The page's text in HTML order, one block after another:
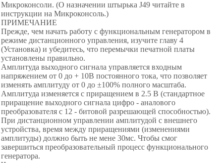
Микроконсоли. (О назначении штырька J49 читайте в
инструкции на Микроконсоль.)
ПРИМЕЧАНИЕ
Прежде, чем начать работу с функциональным генератором в
режиме дистанционного управления, изучите главу 4
(Установка) и убедитесь, что перемычки печатной платы
установлены правильно.
Амплитуда выходного сигнала управляется входным
напряжением от 0 до + 10В постоянного тока, что позволяет
изменять амплитуду от 0 до ±100% полного масштаба.
Амплитуда изменяется с приращением в 2.5 В (стандартное
приращение выходного сигнала цифро - аналового
преобразователя с 12 - битовой разрешающей способностью).
При дистанционном управлении амплитудой с внешнего
устройства, время между приращениями (изменениями
амплитуды) должно быть не мене 30мс. Чтобы смог
завершиться преобразовательный процесс функционального
генератора.